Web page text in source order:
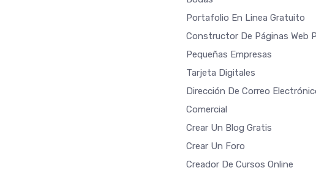
Portafolio En Linea Gratuito
Constructor De Páginas Web
Pequeñas Empresas
Tarjeta Digitales
Dirección De Correo
Comercial
Crear Un Blog Gratis
Crear Un Foro
Creador De Cursos Online